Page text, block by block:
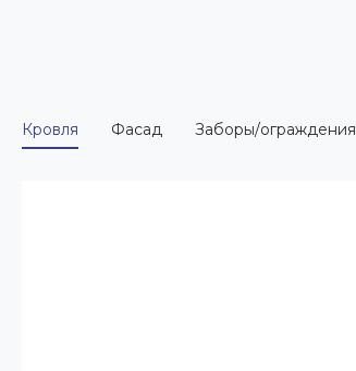
Кровля Фасад Заборы/ограждения